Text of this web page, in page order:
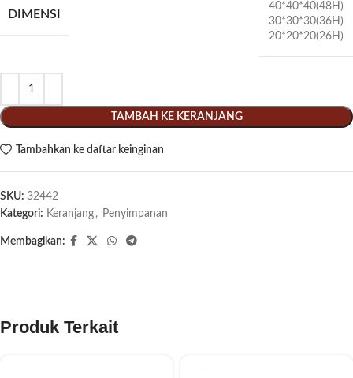
DIMENSI
40*40*40(48H)
30*30*30(36H)
20*20*20(26H)
TAMBAH KE KERANJANG
Tambahkan ke daftar keinginan
SKU: 32442
Kategori: Keranjang , Penyimpanan
Membagikan:
Produk Terkait